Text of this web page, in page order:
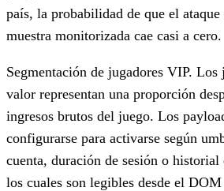
país, la probabilidad de que el ataque
muestra monitorizada cae casi a cero.
Segmentación de jugadores VIP. Los
valor representan una proporción
ingresos brutos del juego. Los
configurarse para activarse según
cuenta, duración de sesión o historial
los cuales son legibles desde el